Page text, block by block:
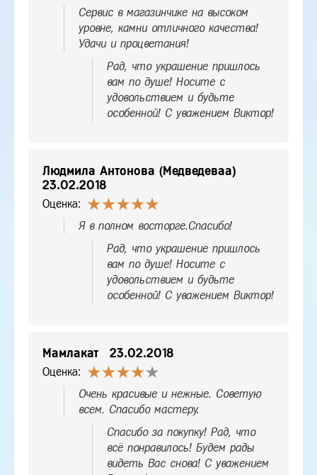
Сервис в магазинчике на высоком
уровне, камни отличного качества!
Удачи и процветания!
Рад, что украшение пришлось
вам по душе! Носите с
удовольствием и будьте
особенной! С уважением Виктор!
Людмила Антонова (Медведеваа)
23.02.2018
Оценка:
Я в полном восторге.Спасибо!
Рад, что украшение пришлось
вам по душе! Носите с
удовольствием и будьте
особенной! С уважением Виктор!
Мамлакат 23.02.2018
Оценка:
Очень красивые и нежные. Советую
всем. Спасибо мастеру.
Спасибо за покупку! Рад, что
всё понравилось! Будем рады
видеть Вас снова! С уважением